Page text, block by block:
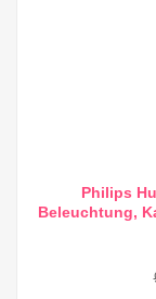
Philips
Beleuchtung,